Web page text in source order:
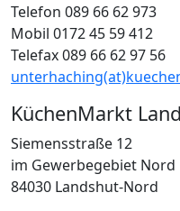
Telefon 089 66 62 973
Mobil 0172 45 59 412
Telefax 089 66 62 97 56
KüchenMarkt
Siemensstraße 12
im Gewerbegebiet Nord
84030 Landshut-Nord